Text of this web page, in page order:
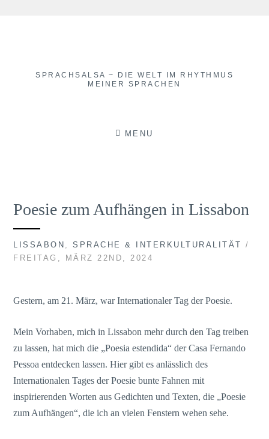
SPRACHSALSA ~ DIE WELT IM RHYTHMUS
MEINER SPRACHEN
MENU
Poesie zum Aufhängen in Lissabon
LISSABON ,SPRACHE & INTERKULTURALITÄT /
FREITAG, MÄRZ 22ND, 2024
Gestern, am 21. März, war Internationaler Tag der Poesie.
Mein Vorhaben, mich in Lissabon mehr durch den Tag treiben
zu lassen, hat mich die „Poesia estendida“ der Casa Fernando
Pessoa entdecken lassen. Hier gibt es anlässlich des
Internationalen Tages der Poesie bunte Fahnen mit
inspirierenden Worten aus Gedichten und Texten, die „Poesie
zum Aufhängen“, die ich an vielen Fenstern wehen sehe.